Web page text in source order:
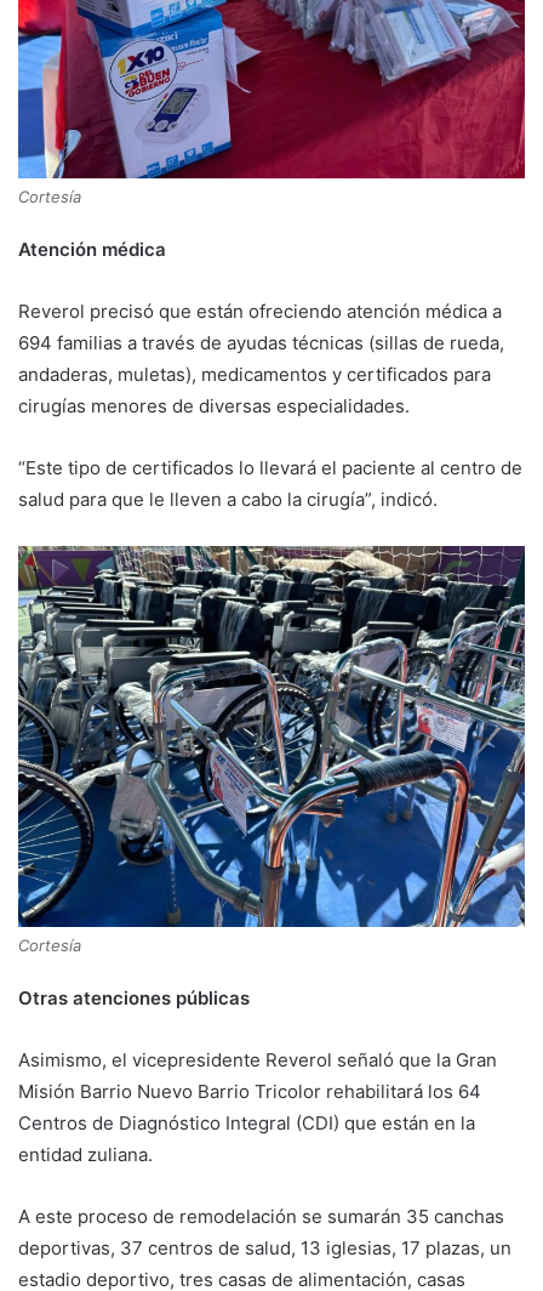
Cortesía
Atención médica
Reverol precisó que están ofreciendo atención médica a
694 familias a través de ayudas técnicas (sillas de rueda,
andaderas, muletas), medicamentos y certificados para
cirugías menores de diversas especialidades.
“Este tipo de certificados lo llevará el paciente al centro de
salud para que le lleven a cabo la cirugía”, indicó.
Cortesía
Otras atenciones públicas
Asimismo, el vicepresidente Reverol señaló que la Gran
Misión Barrio Nuevo Barrio Tricolor rehabilitará los 64
Centros de Diagnóstico Integral (CDI) que están en la
entidad zuliana.
A este proceso de remodelación se sumarán 35 canchas
deportivas, 37 centros de salud, 13 iglesias, 17 plazas, un
estadio deportivo, tres casas de alimentación, casas